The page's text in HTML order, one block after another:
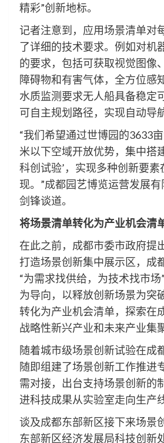
精彩”创新地标。
记者注意到，应用场景清单对
了详细的技术要求。例如对机
的要求，包括可获取视觉图像
障碍物和有害气体，全方位感
水质监测要求无人船具备稳定
可自主规划路径，实现自动导航
“我们希望通过世博园的3633
米以下空域开放优势，集中搭
科创试验’，实现多种创新要素
现。”成都园艺博览运营发展
剑锋谈道。
将场景清单转化为产业机会清
在此之前，成都市委市政府提
打造场景创新集中展示区，成
“为需求找供给，为技术找市
为导向，以释放创新场景为突
转化为产业机会清单，探索在
战略性新兴产业和未来产业集
随着城市级场景创新试验在成
随即组建了场景创新工作推进
需对接，出台支持场景创新的
进科技成果从实验室走向生产线
谈及成都东部新区接下来场景
东部新区经济发展局科技创新